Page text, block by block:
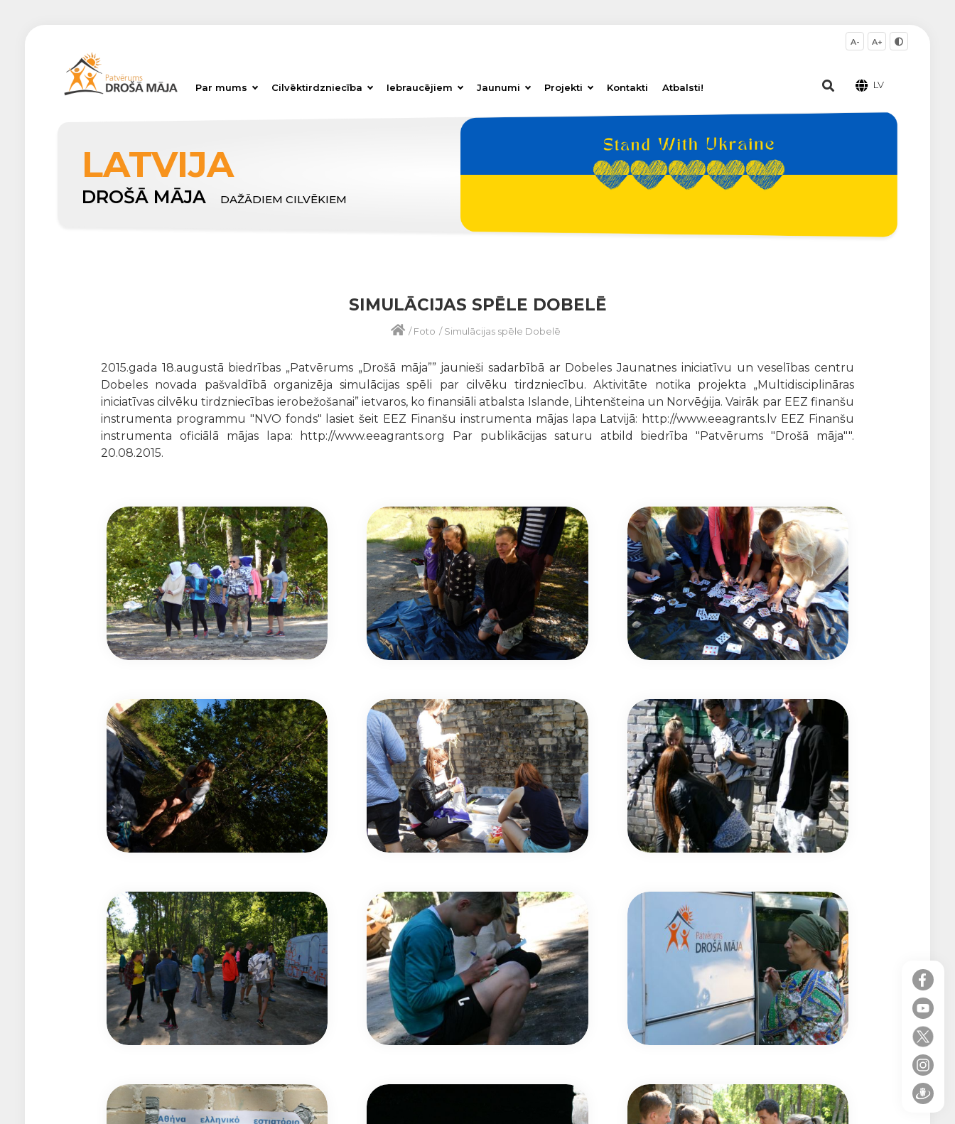
Par mums Cilvēktirdzniecība Iebraucējiem Jaunumi Projekti Kontakti Atbalsti!
A- A+
LV
LATVIJA
DROŠĀ MĀJA DAŽĀDIEM CILVĒKIEM
SIMULĀCIJAS SPĒLE DOBELĒ
/Foto /Simulācijas spēle Dobelē
2015.gada 18.augustā biedrības „Patvērums „Drošā māja”” jaunieši sadarbībā ar Dobeles Jaunatnes iniciatīvu un veselības centru
Dobeles novada pašvaldībā organizēja simulācijas spēli par cilvēku tirdzniecību. Aktivitāte notika projekta „Multidisciplināras
iniciatīvas cilvēku tirdzniecības ierobežošanai” ietvaros, ko finansiāli atbalsta Islande, Lihtenšteina un Norvēģija. Vairāk par EEZ finanšu
instrumenta programmu "NVO fonds" lasiet šeit EEZ Finanšu instrumenta mājas lapa Latvijā: http://www.eeagrants.lv EEZ Finanšu
instrumenta oficiālā mājas lapa: http://www.eeagrants.org Par publikācijas saturu atbild biedrība "Patvērums "Drošā māja"".
20.08.2015.